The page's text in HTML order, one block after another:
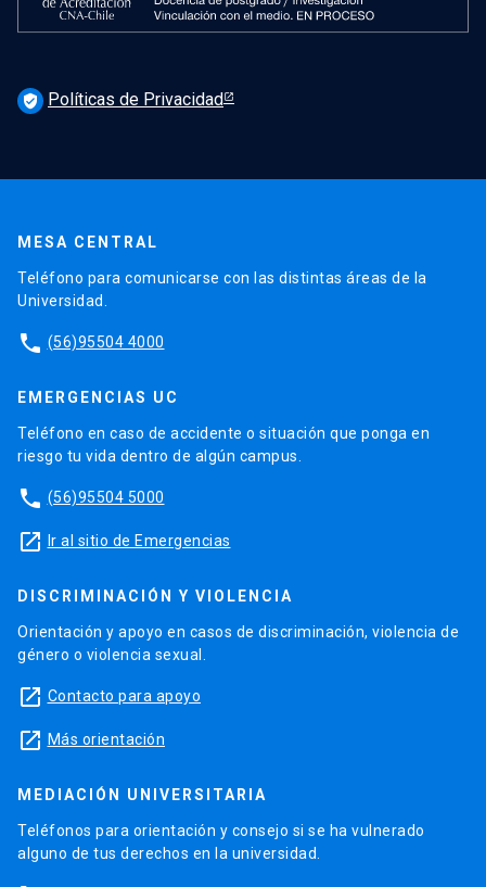
verified_user Políticas de Privacidad
MESA CENTRAL
Teléfono para comunicarse con las distintas áreas de la
Universidad.
phone (56)95504 4000
EMERGENCIAS UC
Teléfono en caso de accidente o situación que ponga en
riesgo tu vida dentro de algún campus.
phone (56)95504 5000
launch Ir al sitio de Emergencias
DISCRIMINACIÓN Y VIOLENCIA
Orientación y apoyo en casos de discriminación, violencia de
género o violencia sexual.
launch Contacto para apoyo
launch Más orientación
MEDIACIÓN UNIVERSITARIA
Teléfonos para orientación y consejo si se ha vulnerado
alguno de tus derechos en la universidad.